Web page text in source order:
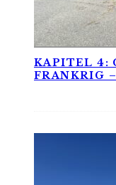
KAPITEL 4:
FRANKRIG